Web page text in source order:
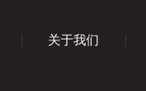
关于我们